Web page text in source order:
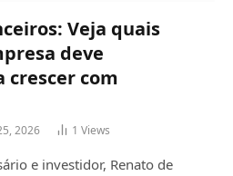
Veja quais
deve
crescer com
2026 1 Views
e investidor, Renato de